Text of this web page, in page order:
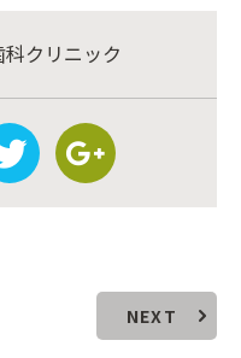
クリニック
NEXT